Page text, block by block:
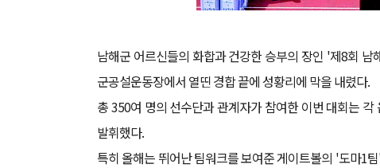
남해군 어르신들의 화합과 건강한 승부의 장인 '제8회
군공설운동장에서 열띤 경합 끝에 성황리에 막을 내렸다.
총 350여 명의 선수단과 관계자가 참여한 이번 대회는
발휘했다.
특히 올해는 뛰어난 팀워크를 보여준 게이트볼의 '도마1